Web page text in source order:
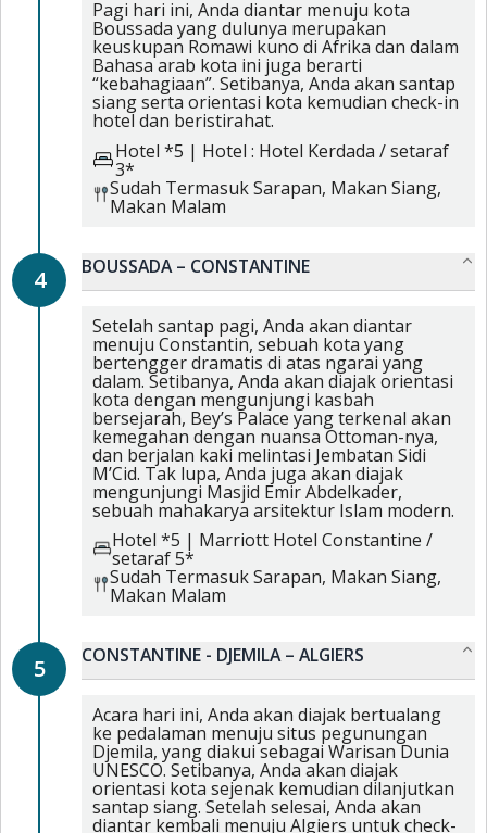
Pagi hari ini, Anda diantar menuju kota
Boussada yang dulunya merupakan
keuskupan Romawi kuno di Afrika dan dalam
Bahasa arab kota ini juga berarti
“kebahagiaan”. Setibanya, Anda akan santap
siang serta orientasi kota kemudian check-in
hotel dan beristirahat.
Hotel *5 | Hotel : Hotel Kerdada / setaraf
3*
Sudah TermasukSarapan, Makan Siang,
Makan Malam
4 BOUSSADA – CONSTANTINE
Setelah santap pagi, Anda akan diantar
menuju Constantin, sebuah kota yang
bertengger dramatis di atas ngarai yang
dalam. Setibanya, Anda akan diajak orientasi
kota dengan mengunjungi kasbah
bersejarah, Bey’s Palace yang terkenal akan
kemegahan dengan nuansa Ottoman-nya,
dan berjalan kaki melintasi Jembatan Sidi
M’Cid. Tak lupa, Anda juga akan diajak
mengunjungi Masjid Emir Abdelkader,
sebuah mahakarya arsitektur Islam modern.
Hotel *5 | Marriott Hotel Constantine /
setaraf 5*
Sudah TermasukSarapan, Makan Siang,
Makan Malam
5 CONSTANTINE - DJEMILA – ALGIERS
Acara hari ini, Anda akan diajak bertualang
ke pedalaman menuju situs pegunungan
Djemila, yang diakui sebagai Warisan Dunia
UNESCO. Setibanya, Anda akan diajak
orientasi kota sejenak kemudian dilanjutkan
santap siang. Setelah selesai, Anda akan
diantar kembali menuju Algiers untuk check-